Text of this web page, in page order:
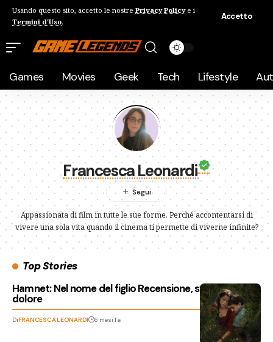
Usando questo sito, accetto le nostre Privacy Policye i
Termini d'Uso.
Accetto
Games Movies Geek Tech Lifestyle
Francesca Leonardi
Appassionata di film in tutte le sue forme. Perché accontentarsi di
vivere una sola vita quando il cinema ti permette di viverne infinite?
Top Stories
Hamnet: Nel nome del figlio Recensione, sviscerare il
dolore
DiFRANCESCA LEONARDI 6 mesi fa